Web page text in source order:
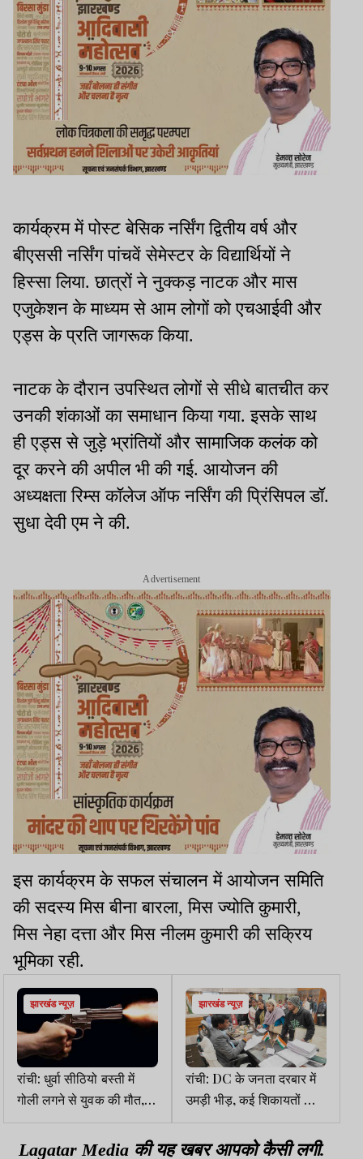
कार्यक्रम में पोस्ट बेसिक नर्सिंग द्वितीय वर्ष और
बीएससी नर्सिंग पांचवें सेमेस्टर के विद्यार्थियों ने
हिस्सा लिया. छात्रों ने नुक्कड़ नाटक और मास
एजुकेशन के माध्यम से आम लोगों को एचआईवी और
एड्स के प्रति जागरूक किया.
नाटक के दौरान उपस्थित लोगों से सीधे बातचीत कर
उनकी शंकाओं का समाधान किया गया. इसके साथ
ही एड्स से जुड़े भ्रांतियों और सामाजिक कलंक को
दूर करने की अपील भी की गई. आयोजन की
अध्यक्षता रिम्स कॉलेज ऑफ नर्सिंग की प्रिंसिपल डॉ.
सुधा देवी एम ने की.
Advertisement
इस कार्यक्रम के सफल संचालन में आयोजन समिति
की सदस्य मिस बीना बारला, मिस ज्योति कुमारी,
मिस नेहा दत्ता और मिस नीलम कुमारी की सक्रिय
भूमिका रही.
झारखंड न्यूज़
रांची: धुर्वा सीठियो बस्ती में
गोली लगने से युवक की मौत,
आरोपी तौसीफ अंसारी पर हत्या
का आरोप
झारखंड न्यूज़
रांची: DC के जनता दरबार में
उमड़ी भीड़, कई शिकायतों का
मौके पर निपटारा
Lagatar Media की यह खबर आपको कैसी लगी.